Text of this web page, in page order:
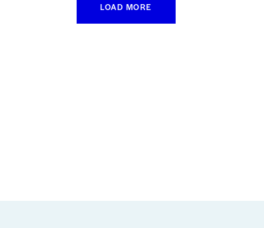
LOAD MORE